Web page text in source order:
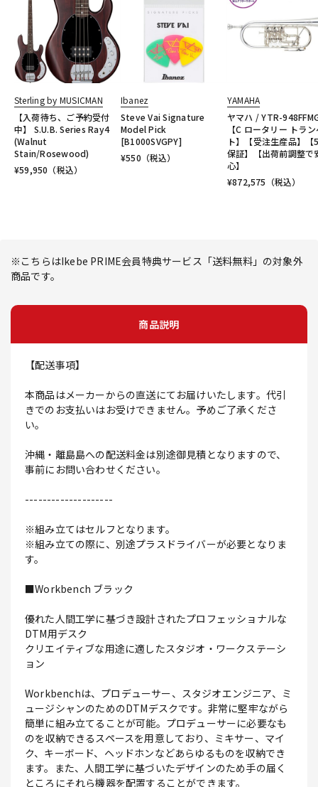
Sterling by MUSICMAN
【入荷待ち、ご予約受付
中】 S.U.B. Series Ray4
(Walnut
Stain/Rosewood)
¥59,950 （税込）
Ibanez
Steve Vai Signature
Model Pick
[B1000SVGPY]
¥550 （税込）
YAMAHA
ヤマハ / YTR-
【C ロータリー トラ
ト】【受注生産品】【
保証】【出荷前調整で
心】
¥872,575 （税込）
※こちらはIkebe PRIME会員特典サービス「送料無料」の対象外
商品です。
商品説明
【配送事項】
本商品はメーカーからの直送にてお届けいたします。代引
きでのお支払いはお受けできません。予めご了承くださ
い。
沖縄・離島島への配送料金は別途御見積となりますので、
事前にお問い合わせください。
--------------------
※組み立てはセルフとなります。
※組み立ての際に、別途プラスドライバーが必要となりま
す。
■Workbench ブラック
優れた人間工学に基づき設計されたプロフェッショナルな
DTM用デスク
クリエイティブな用途に適したスタジオ・ワークステーシ
ョン
Workbenchは、プロデューサー、スタジオエンジニア、ミ
ュージシャンのためのDTMデスクです。非常に堅牢ながら
簡単に組み立てることが可能。プロデューサーに必要なも
のを収納できるスペースを用意しており、ミキサー、マイ
ク、キーボード、ヘッドホンなどあらゆるものを収納でき
ます。また、人間工学に基づいたデザインのため手の届く
ところにそれら機器を配置することができます。